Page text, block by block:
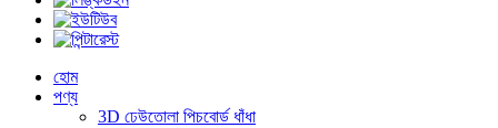
হোম
পণ্য
3D ঢেউতোলা পিচবোর্ড ধাঁধা